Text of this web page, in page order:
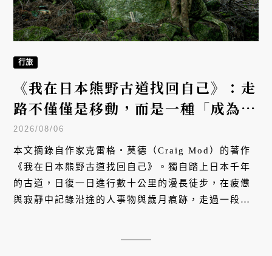
行旅
《我在日本熊野古道找回自己》：走
路不僅僅是移動，而是一種「成為」
的方式
2026/08/06
本文摘錄自作家克雷格・莫德（Craig Mod）的著作
《我在日本熊野古道找回自己》。獨自踏上日本千年
的古道，日復一日進行數十公里的漫長徒步，在疲憊
與寂靜中記錄沿途的人事物與歲月痕跡，走過一段孤